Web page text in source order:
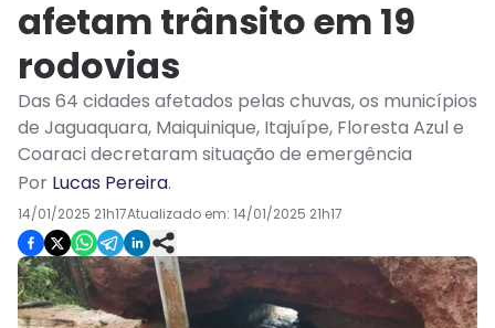
afetam trânsito em 19
rodovias
Das 64 cidades afetados pelas chuvas, os municípios
de Jaguaquara, Maiquinique, Itajuípe, Floresta Azul e
Coaraci decretaram situação de emergência
Por Lucas Pereira.
14/01/2025 21h17Atualizado em: 14/01/2025 21h17